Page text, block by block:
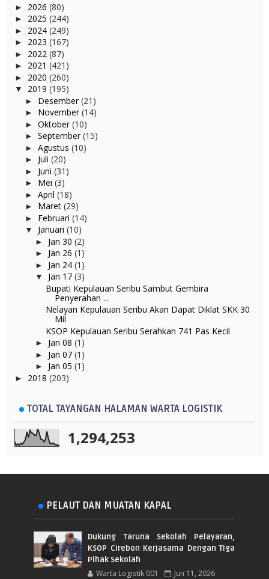
► 2026 (80)
► 2025 (244)
► 2024 (249)
► 2023 (167)
► 2022 (87)
► 2021 (421)
► 2020 (260)
▼ 2019 (195)
► Desember(21)
► November(14)
► Oktober(10)
► September(15)
► Agustus (10)
► Juli (20)
► Juni (31)
► Mei (3)
► April (18)
► Maret (29)
► Februari (14)
▼ Januari (10)
► Jan 30 (2)
► Jan 26 (1)
► Jan 24 (1)
▼ Jan 17 (3)
Bupati Kepulauan Seribu Sambut Gembira
Penyerahan ...
Nelayan Kepulauan Seribu Akan Dapat Diklat SKK 30
Mil
KSOP Kepulauan Seribu Serahkan 741 Pas Kecil
► Jan 08 (1)
► Jan 07 (1)
► Jan 05 (1)
► 2018 (203)
TOTAL TAYANGAN HALAMAN WARTA LOGISTIK
1,294,253
PELAUT DAN MUATAN KAPAL
Dukung Taruna Sekolah Pelayaran,
KSOP Cirebon Kerjasama Dengan Tiga
Pihak Sekolah
Warta Logistik 001 Jun 11, 2026